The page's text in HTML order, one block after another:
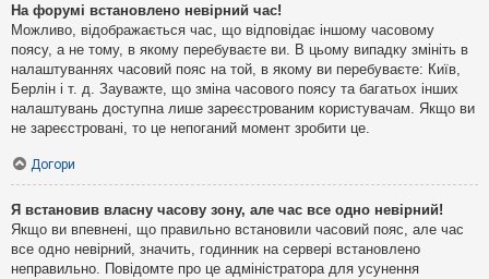
На форумі встановлено невірний час!
Можливо, відображається час, що відповідає іншому часовому
поясу, а не тому, в якому перебуваєте ви. В цьому випадку змініть в
налаштуваннях часовий пояс на той, в якому ви перебуваєте: Київ,
Берлін і т. д. Зауважте, що зміна часового поясу та багатьох інших
налаштувань доступна лише зареєстрованим користувачам. Якщо ви
не зареєстровані, то це непоганий момент зробити це.
Догори
Я встановив власну часову зону, але час все одно невірний!
Якщо ви впевнені, що правильно встановили часовий пояс, але час
все одно невірний, значить, годинник на сервері встановлено
неправильно. Повідомте про це адміністратора для усунення